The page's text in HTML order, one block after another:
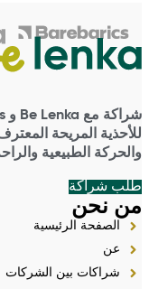
للأحذية المريحة المعترف
والحركة الطبيعية
طلب شراكة
من نحن
الصفحة الرئيسية
عن
شراكات بين الشركات